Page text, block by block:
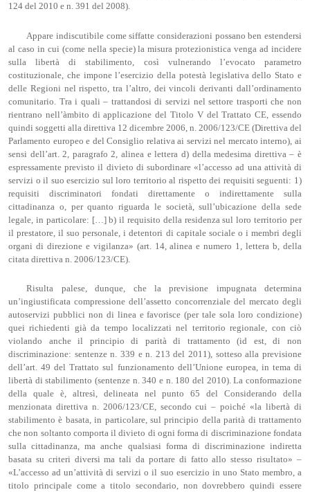
124 del 2010 e n. 391 del 2008).
Appare indiscutibile come siffatte considerazioni possano ben estendersi
al caso in cui (come nella specie) la misura protezionistica venga ad incidere
sulla libertà di stabilimento, così vulnerando l’evocato parametro
costituzionale, che impone l’esercizio della potestà legislativa dello Stato e
delle Regioni nel rispetto, tra l’altro, dei vincoli derivanti dall’ordinamento
comunitario. Tra i quali – trattandosi di servizi nel settore trasporti che non
rientrano nell’àmbito di applicazione del Titolo V del Trattato CE, essendo
quindi soggetti alla direttiva 12 dicembre 2006, n. 2006/123/CE (Direttiva del
Parlamento europeo e del Consiglio relativa ai servizi nel mercato interno), ai
sensi dell’art. 2, paragrafo 2, alinea e lettera d) della medesima direttiva – è
espressamente previsto il divieto di subordinare «l’accesso ad una attività di
servizi o il suo esercizio sul loro territorio al rispetto dei requisiti seguenti: 1)
requisiti discriminatori fondati direttamente o indirettamente sulla
cittadinanza o, per quanto riguarda le società, sull’ubicazione della sede
legale, in particolare: […] b) il requisito della residenza sul loro territorio per
il prestatore, il suo personale, i detentori di capitale sociale o i membri degli
organi di direzione e vigilanza» (art. 14, alinea e numero 1, lettera b, della
citata direttiva n. 2006/123/CE).
Risulta palese, dunque, che la previsione impugnata determina
un’ingiustificata compressione dell’assetto concorrenziale del mercato degli
autoservizi pubblici non di linea e favorisce (per tale sola loro condizione)
quei richiedenti già da tempo localizzati nel territorio regionale, con ciò
violando anche il principio di parità di trattamento (id est, di non
discriminazione: sentenze n. 339 e n. 213 del 2011), sotteso alla previsione
dell’art. 49 del Trattato sul funzionamento dell’Unione europea, in tema di
libertà di stabilimento (sentenze n. 340 e n. 180 del 2010). La conformazione
della quale è, altresì, delineata nel punto 65 del Considerando della
menzionata direttiva n. 2006/123/CE, secondo cui – poiché «la libertà di
stabilimento è basata, in particolare, sul principio della parità di trattamento
che non soltanto comporta il divieto di ogni forma di discriminazione fondata
sulla cittadinanza, ma anche qualsiasi forma di discriminazione indiretta
basata su criteri diversi ma tali da portare di fatto allo stesso risultato» –
«L’accesso ad un’attività di servizi o il suo esercizio in uno Stato membro, a
titolo principale come a titolo secondario, non dovrebbero quindi essere